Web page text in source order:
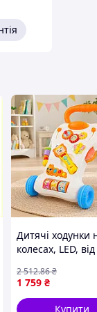
Дитячі ходунки
колесах, LED, від
47х43х40см,
Музичні ходунки /
Ходунки для
1 759 ₴
2 512.86₴
Купити